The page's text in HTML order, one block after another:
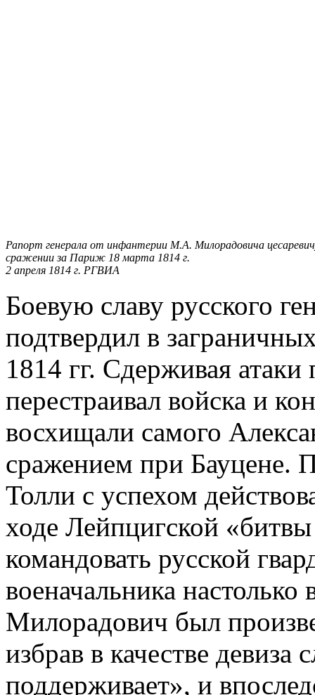
Рапорт генерала от инфантерии М.А. Милорадовича
сражении за Париж 18 марта 1814 г.
2 апреля 1814 г. РГВИА
Боевую славу русского
подтвердил в
1814 гг. Сдерживая
перестраивал войска и
восхищали самого
сражением при Бауцене.
Толли с успехом
ходе Лейпцигской
командовать русской
военачальника
Милорадович был
избрав в качестве
поддерживает», и